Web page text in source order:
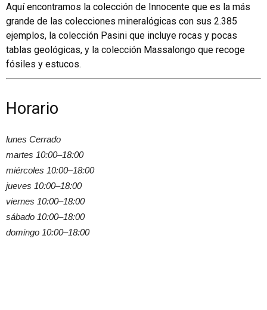
Aquí encontramos la colección de Innocente que es la más
grande de las colecciones mineralógicas con sus 2.385
ejemplos, la colección Pasini que incluye rocas y pocas
tablas geológicas, y la colección Massalongo que recoge
fósiles y estucos.
Horario
lunes Cerrado
martes 10:00–18:00
miércoles 10:00–18:00
jueves 10:00–18:00
viernes 10:00–18:00
sábado 10:00–18:00
domingo 10:00–18:00